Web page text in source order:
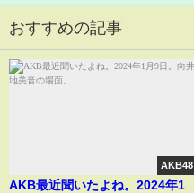
おすすめの記事
AKB48
AKB最近聞いたよね。2024年1